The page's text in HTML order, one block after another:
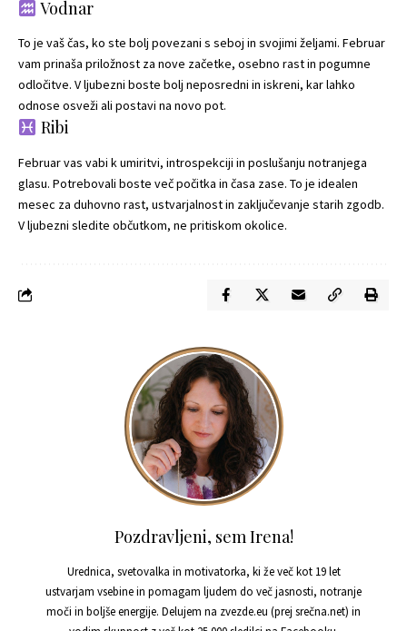
Vodnar
To je vaš čas, ko ste bolj povezani s seboj in svojimi željami. Februar
vam prinaša priložnost za nove začetke, osebno rast in pogumne
odločitve. V ljubezni boste bolj neposredni in iskreni, kar lahko
odnose osveži ali postavi na novo pot.
Ribi
Februar vas vabi k umiritvi, introspekciji in poslušanju notranjega
glasu. Potrebovali boste več počitka in časa zase. To je idealen
mesec za duhovno rast, ustvarjalnost in zaključevanje starih zgodb.
V ljubezni sledite občutkom, ne pritiskom okolice.
Pozdravljeni, sem Irena!
Urednica, svetovalka in motivatorka, ki že več kot 19 let
ustvarjam vsebine in pomagam ljudem do več jasnosti, notranje
moči in boljše energije. Delujem na zvezde.eu (prej srečna.net) in